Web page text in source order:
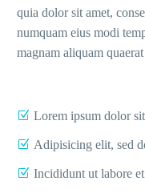
quia dolor sit amet,
numquam eius modi
magnam aliquam
Lorem ipsum dolor
Adipisicing elit, sed
Incididunt ut labore